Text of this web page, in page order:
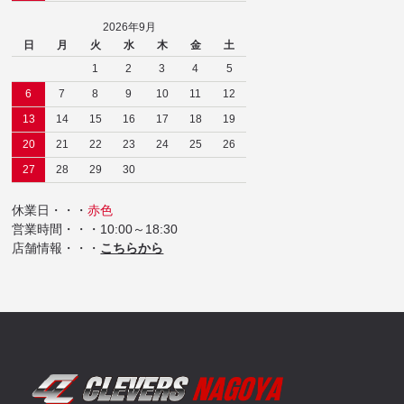
2026年9月
日
月 火 水 木 金
土
1
2 3 4
5
6
7 8 9 10 11
12
13
14 15 16 17 18
19
20
21 22 23 24 25
26
27
28 29 30
休業日・・・赤色
営業時間・・・10:00～18:30
店舗情報・・・ こちらから